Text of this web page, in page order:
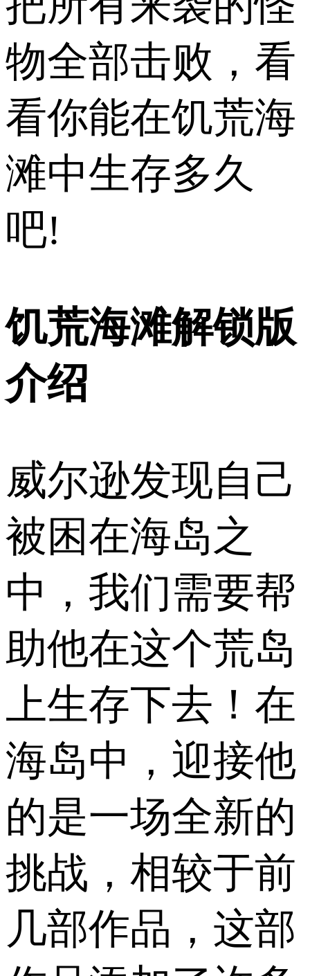
物全部击败，看
看你能在饥荒海
滩中生存多久
吧!
饥荒海滩解锁版
介绍
威尔逊发现自己
被困在海岛之
中，我们需要帮
助他在这个荒岛
上生存下去！在
海岛中，迎接他
的是一场全新的
挑战，相较于前
几部作品，这部